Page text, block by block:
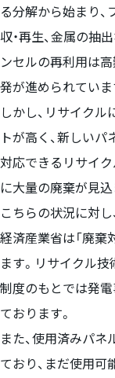
る分解から始まり
収・再生、金属の抽
ンセルの再利用は
発が進められていま
しかし、リサイク
トが高く、新しい
対応できるリサイ
に大量の廃棄が見
こちらの状況に対
経済産業省は「廃棄
ます。リサイクル
制度のもとでは発
ております。
また、使用済みパネ
ており、まだ使用